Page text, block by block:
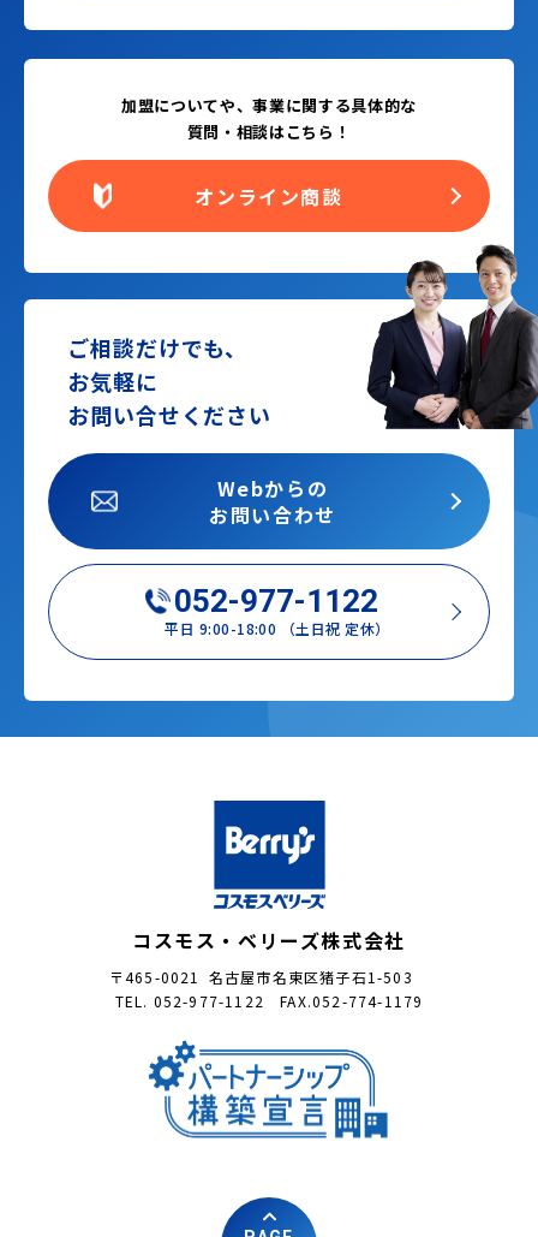
加盟についてや、事業に関する具体的な
質問・相談はこちら！
オンライン商談
ご相談だけでも、
お気軽に
お問い合せください
052-977-1122
平日 9:00-18:00 （土日祝 定休）
Webからの
お問い合わせ
コスモス・ベリーズ株式会社
〒465-0021 名古屋市名東区猪子石1-503
TEL. 052-977-1122 FAX.052-774-1179